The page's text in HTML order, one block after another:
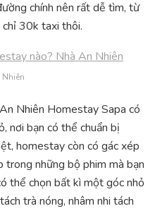
chính nên rất dễ tìm, từ
30k taxi thôi.
Nhiên Homestay Sapa có
nơi bạn có thể chuẩn bị
homestay còn có gác xép
trong những bộ phim mà bạn
thể chọn bất kì một góc nhỏ
trà nóng, nhâm nhi tách